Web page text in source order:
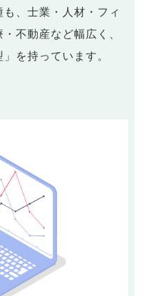
、士業・人材・フィ
不動産など幅広く、
を持っています。